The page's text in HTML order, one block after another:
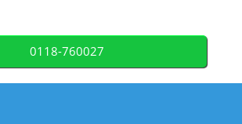
0118-760027